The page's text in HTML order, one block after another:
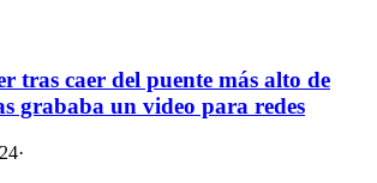
tras caer del puente más alto de
grababa un video para redes
·